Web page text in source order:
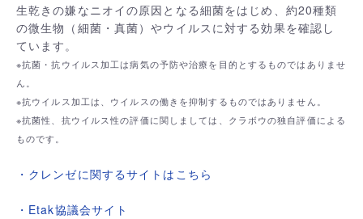
生乾きの嫌なニオイの原因となる細菌をはじめ、約20種類
の微生物（細菌・真菌）やウイルスに対する効果を確認し
ています。
※抗菌・抗ウイルス加工は病気の予防や治療を目的とするものではありませ
ん。
※抗ウイルス加工は、ウイルスの働きを抑制するものではありません。
※抗菌性、抗ウイルス性の評価に関しましては、クラボウの独自評価による
ものです。
・クレンゼに関するサイトはこちら
・Etak協議会サイト